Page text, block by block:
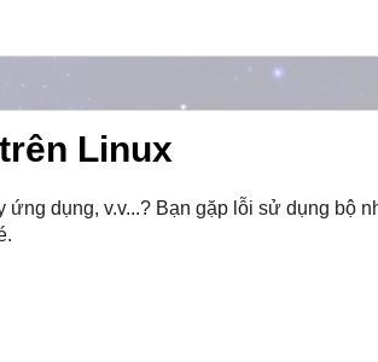
Linux
dụng, v.v...? Bạn gặp lỗi sử dụng bộ